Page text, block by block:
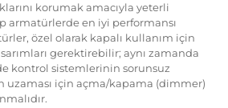
korumak amacıyla yeterli
armatürlerde en iyi performansı
özel olarak kapalı kullanım için
gerektirebilir; aynı zamanda
kontrol sistemlerinin sorunsuz
uzaması için açma/kapama (dimmer)